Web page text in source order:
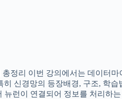
정리 이번 강의에서는 데이터마
신경망의 등장배경, 구조, 학습
런이 연결되어 정보를 처리하